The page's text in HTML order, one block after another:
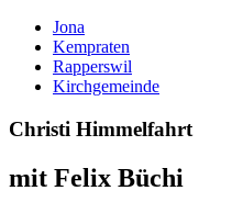
Jona
Kempraten
Rapperswil
Kirchgemeinde
Christi Himmelfahrt
mit Felix Büchi